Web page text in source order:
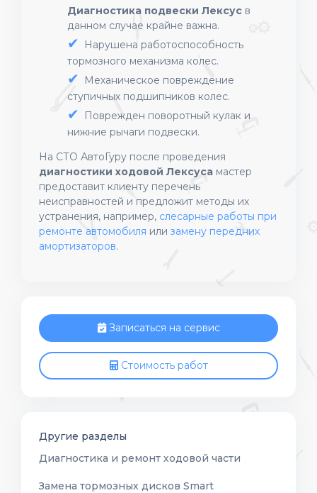
Диагностика подвески Лексус в
данном случае крайне важна.
Нарушена работоспособность
тормозного механизма колес.
Механическое повреждение
ступичных подшипников колес.
Поврежден поворотный кулак и
нижние рычаги подвески.
На СТО АвтоГуру после проведения
диагностики ходовой Лексуса мастер
предоставит клиенту перечень
неисправностей и предложит методы их
устранения, например, слесарные работы при
ремонте автомобиля или замену передних
амортизаторов.
Записаться на сервис
Стоимость работ
Другие разделы
Диагностика и ремонт ходовой части
Замена тормозных дисков Smart